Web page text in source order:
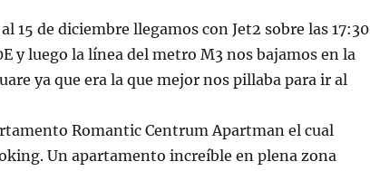
15 de diciembre llegamos con Jet2 sobre las 17:30
y luego la línea del metro M3 nos bajamos en la
ya que era la que mejor nos pillaba para ir al
Romantic Centrum Apartman el cual
Un apartamento increíble en plena zona